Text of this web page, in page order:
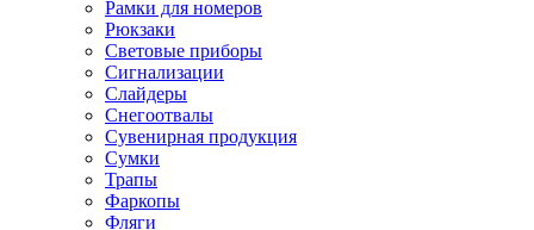
Рамки для номеров
Рюкзаки
Световые приборы
Сигнализации
Слайдеры
Снегоотвалы
Сувенирная продукция
Сумки
Трапы
Фаркопы
Фляги